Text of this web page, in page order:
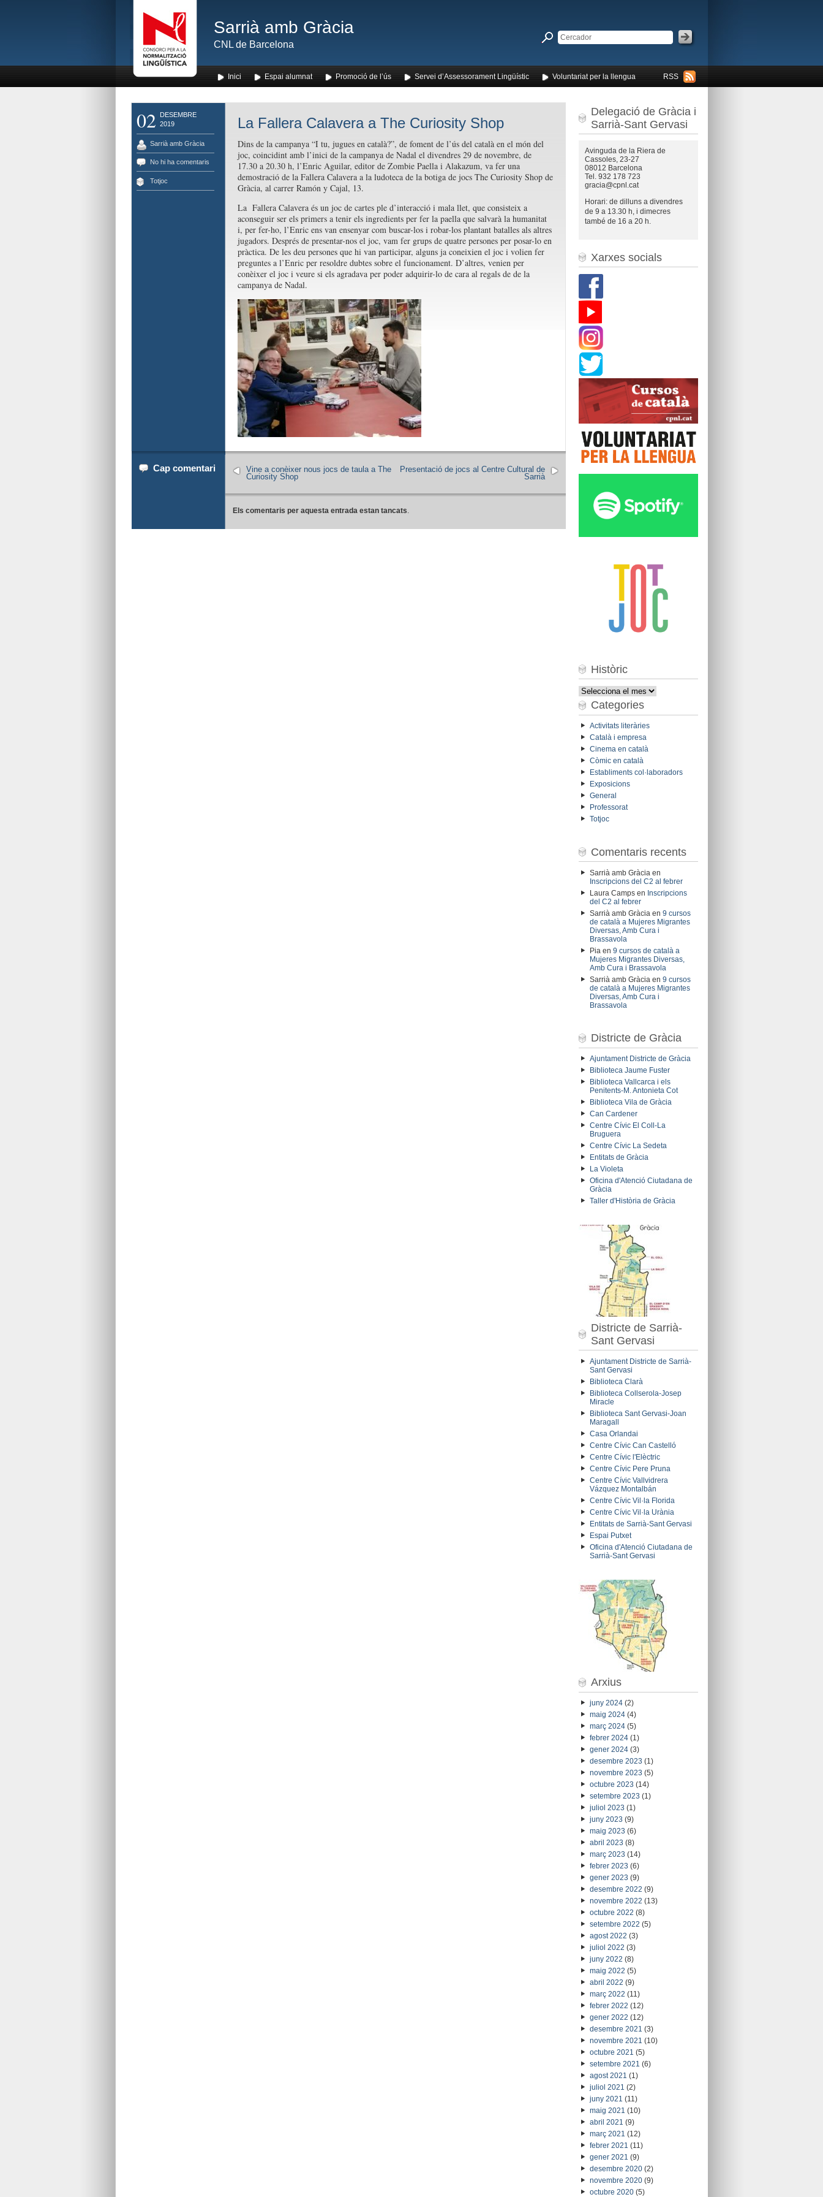
Sarrià amb Gràcia
CNL de Barcelona
RSS
Inici Espai alumnat Promoció de l’ús Servei d’Assessorament Lingüístic Voluntariat per la llengua
02
DESEMBRE
2019
Sarrià amb Gràcia
No hi ha comentaris
Totjoc
La Fallera Calavera a The Curiosity Shop
Dins de la campanya “I tu, jugues en català?”, de foment de l’ús del català en el món del
joc, coincidint amb l’inici de la campanya de Nadal el divendres 29 de novembre, de
17.30 a 20.30 h, l’Enric Aguilar, editor de Zombie Paella i Alakazum, va fer una
demostració de la Fallera Calavera a la ludoteca de la botiga de jocs The Curiosity Shop de
Gràcia, al carrer Ramón y Cajal, 13.
La Fallera Calavera és un joc de cartes ple d’interacció i mala llet, que consisteix a
aconseguir ser els primers a tenir els ingredients per fer la paella que salvarà la humanitat
i, per fer-ho, l’Enric ens van ensenyar com buscar-los i robar-los plantant batalles als altres
jugadors. Després de presentar-nos el joc, vam fer grups de quatre persones per posar-lo en
pràctica. De les deu persones que hi van participar, alguns ja coneixien el joc i volien fer
preguntes a l’Enric per resoldre dubtes sobre el funcionament. D’altres, venien per
conèixer el joc i veure si els agradava per poder adquirir-lo de cara al regals de de la
campanya de Nadal.
Cap comentari
Presentació de jocs al Centre Cultural de
Sarrià
Vine a conèixer nous jocs de taula a The
Curiosity Shop
Els comentaris per aquesta entrada estan tancats.
Delegació de Gràcia i
Sarrià-Sant Gervasi
Avinguda de la Riera de
Cassoles, 23-27
08012 Barcelona
Tel. 932 178 723
gracia@cpnl.cat
Horari: de dilluns a divendres
de 9 a 13.30 h, i dimecres
també de 16 a 20 h.
Xarxes socials
Històric
Històric
Categories
Activitats literàries
Català i empresa
Cinema en català
Còmic en català
Establiments col·laboradors
Exposicions
General
Professorat
Totjoc
Comentaris recents
Sarrià amb Gràcia en
Inscripcions del C2 al febrer
Laura Campsen Inscripcions
del C2 al febrer
Sarrià amb Gràcia en 9 cursos
de català a Mujeres Migrantes
Diversas, Amb Cura i
Brassavola
Pia en 9 cursos de català a
Mujeres Migrantes Diversas,
Amb Cura i Brassavola
Sarrià amb Gràcia en 9 cursos
de català a Mujeres Migrantes
Diversas, Amb Cura i
Brassavola
Districte de Gràcia
Ajuntament Districte de Gràcia
Biblioteca Jaume Fuster
Biblioteca Vallcarca i els
Penitents-M. Antonieta Cot
Biblioteca Vila de Gràcia
Can Cardener
Centre Cívic El Coll-La
Bruguera
Centre Cívic La Sedeta
Entitats de Gràcia
La Violeta
Oficina d'Atenció Ciutadana de
Gràcia
Taller d'Història de Gràcia
Districte de Sarrià-
Sant Gervasi
Ajuntament Districte de Sarrià-
Sant Gervasi
Biblioteca Clarà
Biblioteca Collserola-Josep
Miracle
Biblioteca Sant Gervasi-Joan
Maragall
Casa Orlandai
Centre Cívic Can Castelló
Centre Cívic l'Elèctric
Centre Cívic Pere Pruna
Centre Cívic Vallvidrera
Vázquez Montalbán
Centre Cívic Vil·la Florida
Centre Cívic Vil·la Urània
Entitats de Sarrià-Sant Gervasi
Espai Putxet
Oficina d'Atenció Ciutadana de
Sarrià-Sant Gervasi
Arxius
juny 2024(2)
maig 2024(4)
març 2024(5)
febrer 2024(1)
gener 2024(3)
desembre 2023 (1)
novembre 2023 (5)
octubre 2023 (14)
setembre 2023 (1)
juliol 2023 (1)
juny 2023 (9)
maig 2023 (6)
abril 2023 (8)
març 2023 (14)
febrer 2023 (6)
gener 2023 (9)
desembre 2022 (9)
novembre 2022 (13)
octubre 2022 (8)
setembre 2022 (5)
agost 2022 (3)
juliol 2022 (3)
juny 2022 (8)
maig 2022 (5)
abril 2022 (9)
març 2022 (11)
febrer 2022 (12)
gener 2022 (12)
desembre 2021 (3)
novembre 2021 (10)
octubre 2021 (5)
setembre 2021 (6)
agost 2021 (1)
juliol 2021 (2)
juny 2021 (11)
maig 2021 (10)
abril 2021 (9)
març 2021 (12)
febrer 2021 (11)
gener 2021 (9)
desembre 2020(2)
novembre 2020(9)
octubre 2020(5)